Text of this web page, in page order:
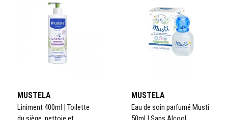
MUSTELA
Liniment 400ml | Toilette
MUSTELA
Eau de soin parfumé Musti